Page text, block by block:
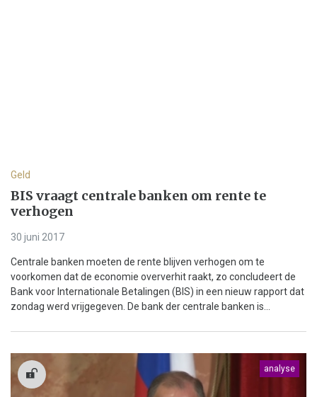
Geld
BIS vraagt centrale banken om rente te
verhogen
30 juni 2017
Centrale banken moeten de rente blijven verhogen om te
voorkomen dat de economie oververhit raakt, zo concludeert de
Bank voor Internationale Betalingen (BIS) in een nieuw rapport dat
zondag werd vrijgegeven. De bank der centrale banken is...
analyse